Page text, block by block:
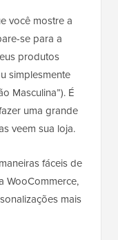
você mostre a
se para a
produtos
simplesmente
Masculina”). É
uma grande
veem sua loja.
fáceis de
WooCommerce,
mais